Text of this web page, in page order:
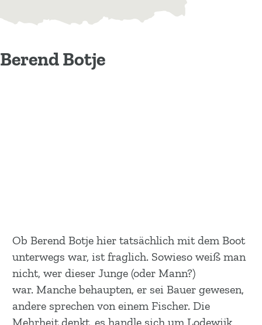
Berend Botje
Ob Berend Botje hier tatsächlich mit dem Boot
unterwegs war, ist fraglich. Sowieso weiß man
nicht, wer dieser Junge (oder Mann?)
war. Manche behaupten, er sei Bauer gewesen,
andere sprechen von einem Fischer. Die
Mehrheit denkt, es handle sich um Lodewijk